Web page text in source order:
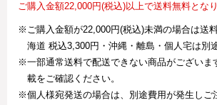
ご購入金額22,000円(税込)以上で送料無料となり
※ご購入金額が22,000円(税込)未満の場合は送
海道 税込3,300円・沖縄・離島・個人宅は別途
※一部通常送料で配送できない商品がございま
載をご確認ください。
※個人様宛発送の場合は、別途費用が発生しご